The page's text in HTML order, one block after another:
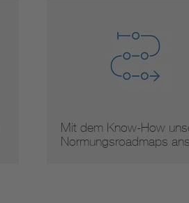
Mit dem Know-How
Normungsroadmaps